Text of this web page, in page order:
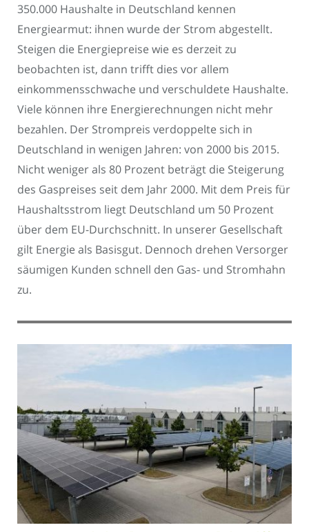
350.000 Haushalte in Deutschland kennen
Energiearmut: ihnen wurde der Strom abgestellt.
Steigen die Energiepreise wie es derzeit zu
beobachten ist, dann trifft dies vor allem
einkommensschwache und verschuldete Haushalte.
Viele können ihre Energierechnungen nicht mehr
bezahlen. Der Strompreis verdoppelte sich in
Deutschland in wenigen Jahren: von 2000 bis 2015.
Nicht weniger als 80 Prozent beträgt die Steigerung
des Gaspreises seit dem Jahr 2000. Mit dem Preis für
Haushaltsstrom liegt Deutschland um 50 Prozent
über dem EU-Durchschnitt. In unserer Gesellschaft
gilt Energie als Basisgut. Dennoch drehen Versorger
säumigen Kunden schnell den Gas- und Stromhahn
zu.